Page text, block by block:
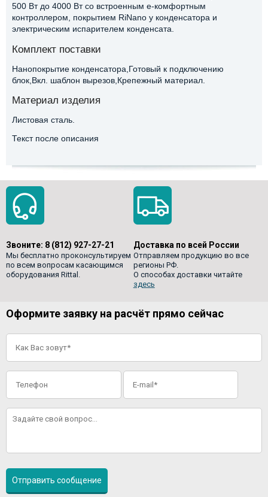
500 Вт до 4000 Вт со встроенным e-комфортным
контроллером, покрытием RiNano у конденсатора и
электрическим испарителем конденсата.
Комплект поставки
Нанопокрытие конденсатора,Готовый к подключению
блок,Вкл. шаблон вырезов,Крепежный материал.
Материал изделия
Листовая сталь.
Текст после описания
Звоните: 8 (812) 927-27-21
Мы бесплатно проконсультируем
по всем вопросам касающимся
оборудования Rittal.
Доставка по всей России
Отправляем продукцию во все
регионы РФ.
О способах доставки читайте
здесь
Оформите заявку на расчёт прямо сейчас